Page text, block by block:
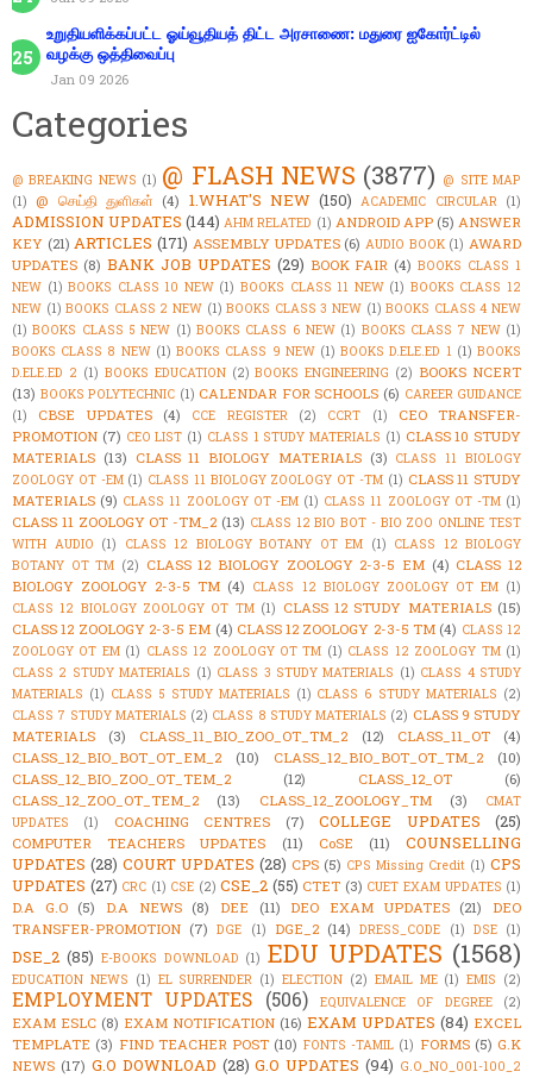
உறுதியளிக்கப்பட்ட ஓய்வூதியத் திட்ட அரசாணை: மதுரை ஐகோர்ட்டில்
வழக்கு ஒத்திவைப்பு
Jan 09 2026
Categories
@ BREAKING NEWS (1) @ FLASH NEWS (3877) @ SITE MAP
(1) @ செய்தி துளிகள் (4) 1.WHAT'S NEW (150) ACADEMIC CIRCULAR (1)
ADMISSION UPDATES (144) AHM RELATED (1) ANDROID APP (5) ANSWER
KEY (21) ARTICLES (171) ASSEMBLY UPDATES (6) AUDIO BOOK (1) AWARD
UPDATES (8) BANK JOB UPDATES (29) BOOK FAIR (4) BOOKS CLASS 1
NEW (1) BOOKS CLASS 10 NEW (1) BOOKS CLASS 11 NEW (1) BOOKS CLASS 12
NEW (1) BOOKS CLASS 2 NEW (1) BOOKS CLASS 3 NEW (1) BOOKS CLASS 4 NEW
(1) BOOKS CLASS 5 NEW (1) BOOKS CLASS 6 NEW (1) BOOKS CLASS 7 NEW (1)
BOOKS CLASS 8 NEW (1) BOOKS CLASS 9 NEW (1) BOOKS D.ELE.ED 1 (1) BOOKS
D.ELE.ED 2 (1) BOOKS EDUCATION (2) BOOKS ENGINEERING (2) BOOKS NCERT
(13) BOOKS POLYTECHNIC (1) CALENDAR FOR SCHOOLS (6) CAREER GUIDANCE
(1)
CBSE UPDATES (4) CCE REGISTER (2) CCRT (1)
CEO TRANSFER-
PROMOTION (7) CEO LIST (1) CLASS 1 STUDY MATERIALS (1) CLASS 10 STUDY
MATERIALS (13) CLASS 11 BIOLOGY MATERIALS (3) CLASS 11 BIOLOGY
ZOOLOGY OT -EM (1) CLASS 11 BIOLOGY ZOOLOGY OT -TM (1) CLASS 11 STUDY
MATERIALS (9) CLASS 11 ZOOLOGY OT -EM (1) CLASS 11 ZOOLOGY OT -TM (1)
CLASS 11 ZOOLOGY OT -TM_2 (13) CLASS 12 BIO BOT - BIO ZOO ONLINE TEST
WITH AUDIO (1) CLASS 12 BIOLOGY BOTANY OT EM (1) CLASS 12 BIOLOGY
BOTANY OT TM (2) CLASS 12 BIOLOGY ZOOLOGY 2-3-5 EM (4) CLASS 12
BIOLOGY ZOOLOGY 2-3-5 TM (4) CLASS 12 BIOLOGY ZOOLOGY OT EM (1)
CLASS 12 BIOLOGY ZOOLOGY OT TM (1) CLASS 12 STUDY MATERIALS (15)
CLASS 12 ZOOLOGY 2-3-5 EM (4) CLASS 12 ZOOLOGY 2-3-5 TM (4) CLASS 12
ZOOLOGY OT EM (1) CLASS 12 ZOOLOGY OT TM (1) CLASS 12 ZOOLOGY TM (1)
CLASS 2 STUDY MATERIALS (1) CLASS 3 STUDY MATERIALS (1) CLASS 4 STUDY
MATERIALS (1) CLASS 5 STUDY MATERIALS (1) CLASS 6 STUDY MATERIALS (2)
CLASS 7 STUDY MATERIALS (2) CLASS 8 STUDY MATERIALS (2) CLASS 9 STUDY
MATERIALS
(3) CLASS_11_BIO_ZOO_OT_TM_2 (12) CLASS_11_OT
(4)
CLASS_12_BIO_BOT_OT_EM_2
(10) CLASS_12_BIO_BOT_OT_TM_2
(10)
CLASS_12_BIO_ZOO_OT_TEM_2
(12) CLASS_12_OT
(6)
CLASS_12_ZOO_OT_TEM_2
(13) CLASS_12_ZOOLOGY_TM (3)
CMAT
UPDATES
(1) COACHING CENTRES (7) COLLEGE UPDATES (25)
COMPUTER TEACHERS UPDATES (11) CoSE (11)
COUNSELLING
UPDATES (28) COURT UPDATES (28) CPS (5) CPS Missing Credit (1) CPS
UPDATES (27) CRC (1) CSE (2) CSE_2 (55) CTET (3) CUET EXAM UPDATES (1)
D.A G.O (5) D.A NEWS (8) DEE (11) DEO EXAM UPDATES (21)
DEO
TRANSFER-PROMOTION (7) DGE (1) DGE_2 (14) DRESS_CODE (1) DSE (1)
DSE_2 (85) E-BOOKS DOWNLOAD (1) EDU UPDATES (1568)
EDUCATION NEWS (1) EL SURRENDER (1) ELECTION (2) EMAIL ME (1) EMIS (2)
EMPLOYMENT UPDATES (506) EQUIVALENCE OF DEGREE (2)
EXAM ESLC (8) EXAM NOTIFICATION (16) EXAM UPDATES (84) EXCEL
TEMPLATE (3) FIND TEACHER POST (10) FONTS -TAMIL (1) FORMS (5) G.K
NEWS (17) G.O DOWNLOAD (28) G.O UPDATES (94) G.O_NO_001-100_2